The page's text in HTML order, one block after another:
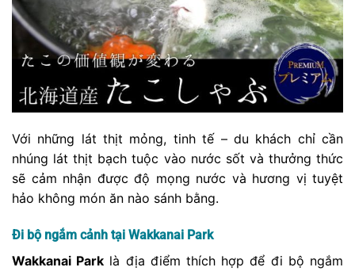
Với những lát thịt mỏng, tinh tế – du khách chỉ cần
nhúng lát thịt bạch tuộc vào nước sốt và thưởng thức
sẽ cảm nhận được độ mọng nước và hương vị tuyệt
hảo không món ăn nào sánh bằng.
Đi bộ ngắm cảnh tại Wakkanai Park
Wakkanai Park là địa điểm thích hợp để đi bộ ngắm